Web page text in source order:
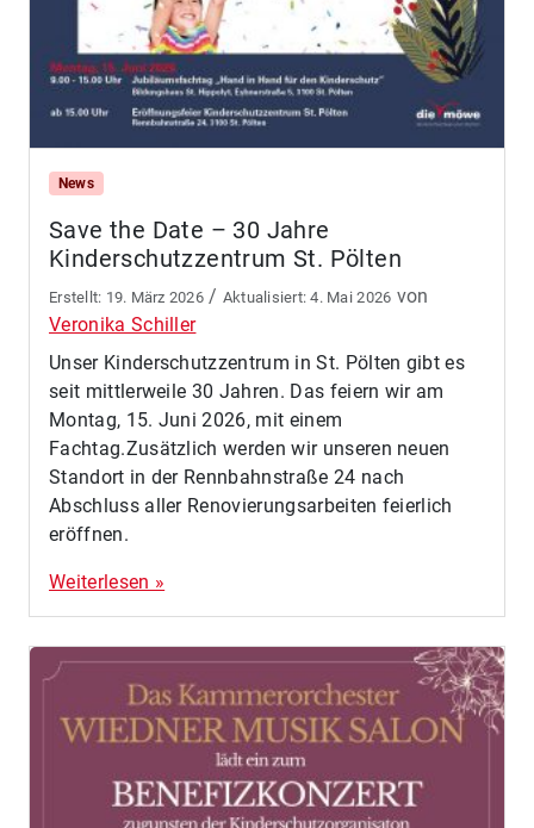
News
Save the Date – 30 Jahre
Kinderschutzzentrum St. Pölten
19. März 2026 / 4. Mai 2026 von
Veronika Schiller
Unser Kinderschutzzentrum in St. Pölten gibt es
seit mittlerweile 30 Jahren. Das feiern wir am
Montag, 15. Juni 2026, mit einem
Fachtag.Zusätzlich werden wir unseren neuen
Standort in der Rennbahnstraße 24 nach
Abschluss aller Renovierungsarbeiten feierlich
eröffnen.
Weiterlesen »